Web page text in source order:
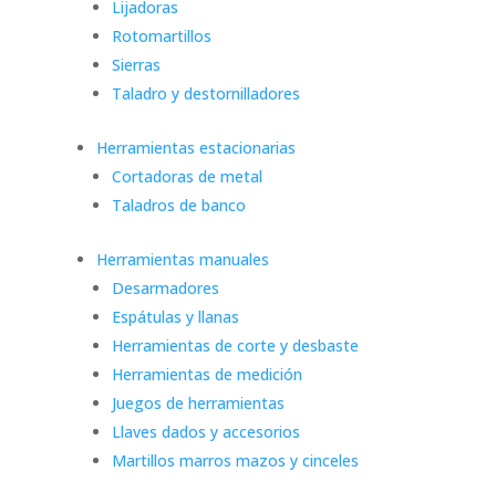
Lijadoras
Rotomartillos
Sierras
Taladro y destornilladores
Herramientas estacionarias
Cortadoras de metal
Taladros de banco
Herramientas manuales
Desarmadores
Espátulas y llanas
Herramientas de corte y desbaste
Herramientas de medición
Juegos de herramientas
Llaves dados y accesorios
Martillos marros mazos y cinceles